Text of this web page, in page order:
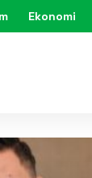
Ekonomi